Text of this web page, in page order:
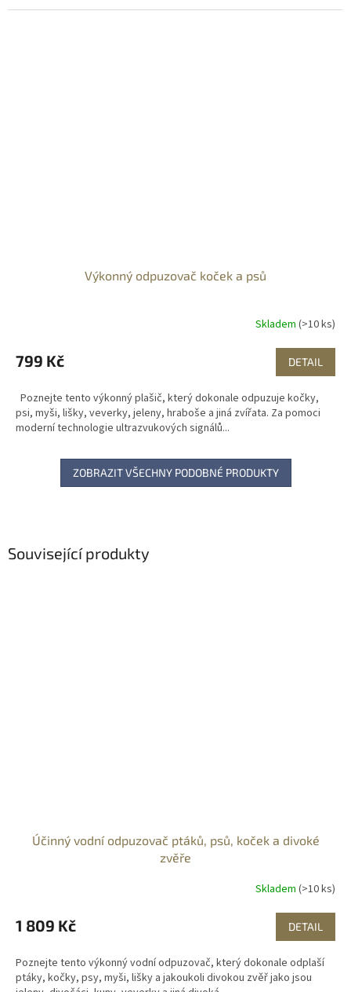
Související produkty
Účinný vodní odpuzovač ptáků, psů, koček a divoké
zvěře
Skladem (>10 ks)
1 809 Kč DETAIL
Poznejte tento výkonný vodní odpuzovač, který dokonale odplaší
ptáky, kočky, psy, myši, lišky a jakoukoli divokou zvěř jako jsou
Výkonný odpuzovač koček a psů
Skladem (>10 ks)
799 Kč DETAIL
Poznejte tento výkonný plašič, který dokonale odpuzuje kočky,
psi, myši, lišky, veverky, jeleny, hraboše a jiná zvířata. Za pomoci
moderní technologie ultrazvukových signálů...
ZOBRAZIT VŠECHNY PODOBNÉ PRODUKTY